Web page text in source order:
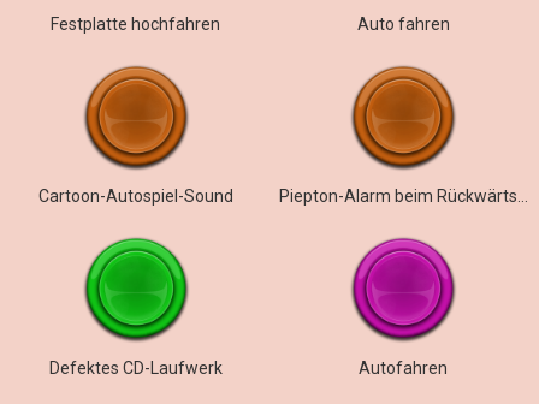
Festplatte hochfahren Auto fahren
Cartoon-Autospiel-Sound
Defektes CD-Laufwerk Autofahren